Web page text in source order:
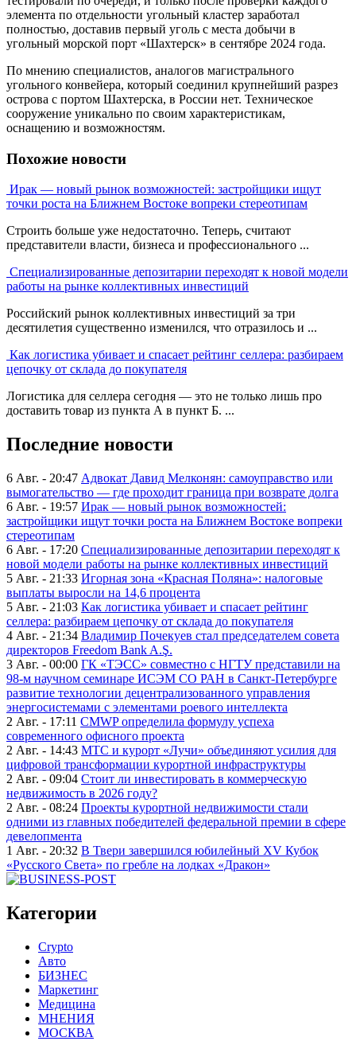
элемента по отдельности угольный кластер заработал
полностью, доставив первый уголь с места добычи в
угольный морской порт «Шахтерск» в сентябре 2024 года.
По мнению специалистов, аналогов магистрального
угольного конвейера, который соединил крупнейший разрез
острова с портом Шахтерска, в России нет. Техническое
сооружение уникально по своим характеристикам,
оснащению и возможностям.
Похожие новости
Ирак — новый рынок возможностей: застройщики ищут
точки роста на Ближнем Востоке вопреки стереотипам
Строить больше уже недостаточно. Теперь, считают
представители власти, бизнеса и профессионального ...
Специализированные депозитарии переходят к новой модели
работы на рынке коллективных инвестиций
Российский рынок коллективных инвестиций за три
десятилетия существенно изменился, что отразилось и ...
Как логистика убивает и спасает рейтинг селлера: разбираем
цепочку от склада до покупателя
Логистика для селлера сегодня — это не только лишь про
доставить товар из пункта А в пункт Б. ...
Последние новости
6 Авг. - 20:47 Адвокат Давид Мелконян: самоуправство или
вымогательство — где проходит граница при возврате долга
6 Авг. - 19:57 Ирак — новый рынок возможностей:
застройщики ищут точки роста на Ближнем Востоке вопреки
стереотипам
6 Авг. - 17:20 Специализированные депозитарии переходят к
новой модели работы на рынке коллективных инвестиций
5 Авг. - 21:33 Игорная зона «Красная Поляна»: налоговые
выплаты выросли на 14,6 процента
5 Авг. - 21:03 Как логистика убивает и спасает рейтинг
селлера: разбираем цепочку от склада до покупателя
4 Авг. - 21:34 Владимир Почекуев стал председателем совета
директоров Freedom Bank A.Ş.
3 Авг. - 00:00 ГК «ТЭСС» совместно с НГТУ представили на
98-м научном семинаре ИСЭМ СО РАН в Санкт-Петербурге
развитие технологии децентрализованного управления
энергосистемами с элементами роевого интеллекта
2 Авг. - 17:11 CMWP определила формулу успеха
современного офисного проекта
2 Авг. - 14:43 МТС и курорт «Лучи» объединяют усилия для
цифровой трансформации курортной инфраструктуры
2 Авг. - 09:04 Стоит ли инвестировать в коммерческую
недвижимость в 2026 году?
2 Авг. - 08:24 Проекты курортной недвижимости стали
одними из главных победителей федеральной премии в сфере
девелопмента
1 Авг. - 20:32 В Твери завершился юбилейный XV Кубок
«Русского Света» по гребле на лодках «Дракон»
Категории
Crypto
Авто
БИЗНЕС
Маркетинг
Медицина
МНЕНИЯ
МОСКВА